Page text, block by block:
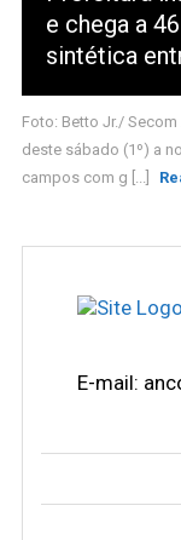
e chega a
sintética
Foto: Betto Jr./
deste sábado (1º) a
campos com g [...]
E-mail: